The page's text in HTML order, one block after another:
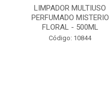
LIMPADOR MULTIUSO
PERFUMADO MISTERIO
FLORAL - 500ML
Código: 10844